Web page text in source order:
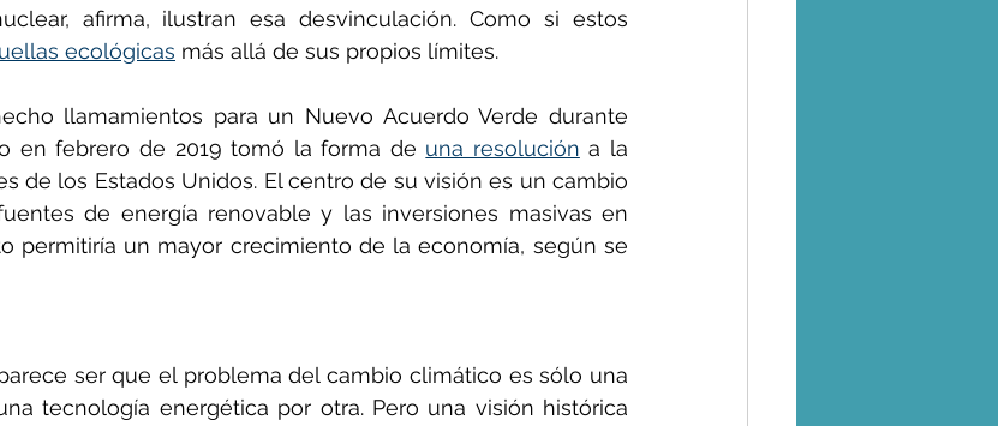
afirma, ilustran esa desvinculación. Como si estos
ecológicas más allá de sus propios límites.
llamamientos para un Nuevo Acuerdo Verde durante
en febrero de 2019 tomó la forma de una resolución a la
de los Estados Unidos. El centro de su visión es un cambio
de energía renovable y las inversiones masivas en
permitiría un mayor crecimiento de la economía, según se
ser que el problema del cambio climático es sólo una
tecnología energética por otra. Pero una visión histórica